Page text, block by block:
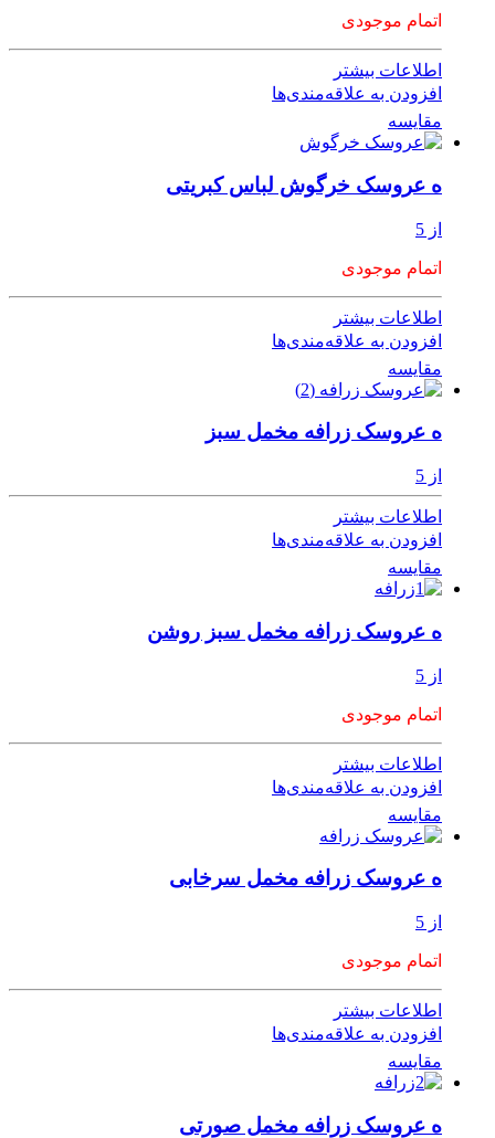
اتمام موجودی
اطلاعات بیشتر
افزودن به علاقه‌مندی‌ها
مقایسه
ه عروسک خرگوش لباس کبریتی
از 5
اتمام موجودی
اطلاعات بیشتر
افزودن به علاقه‌مندی‌ها
مقایسه
ه عروسک زرافه مخمل سبز
از 5
اطلاعات بیشتر
افزودن به علاقه‌مندی‌ها
مقایسه
ه عروسک زرافه مخمل سبز روشن
از 5
اتمام موجودی
اطلاعات بیشتر
افزودن به علاقه‌مندی‌ها
مقایسه
ه عروسک زرافه مخمل سرخابی
از 5
اتمام موجودی
اطلاعات بیشتر
افزودن به علاقه‌مندی‌ها
مقایسه
ه عروسک زرافه مخمل صورتی